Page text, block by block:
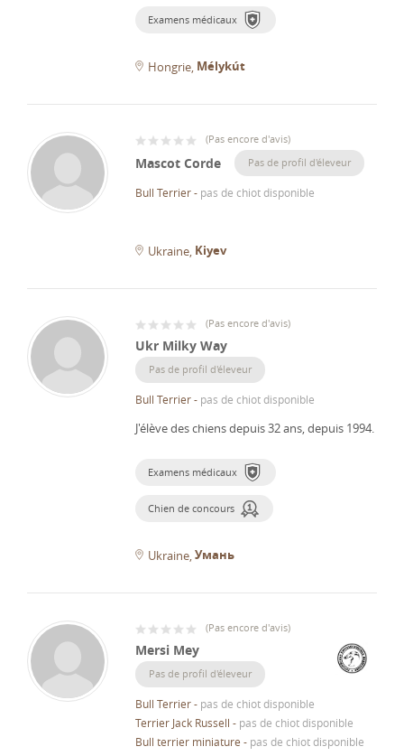
Examens médicaux
Hongrie Mélykút
(Pas encore d'avis)
Mascot Corde Pas de profil d'éleveur
Bull Terrier- pas de chiot disponible
Ukraine Kiyev
(Pas encore d'avis)
Ukr Milky Way
Pas de profil d'éleveur
Bull Terrier- pas de chiot disponible
J'élève des chiens depuis 32 ans, depuis 1994.
Examens médicaux
Chien de concours
Ukraine Умань
(Pas encore d'avis)
Mersi Mey
Pas de profil d'éleveur
Bull Terrier- pas de chiot disponible
Terrier Jack Russell - pas de chiot disponible
Bull terrier miniature - pas de chiot disponible